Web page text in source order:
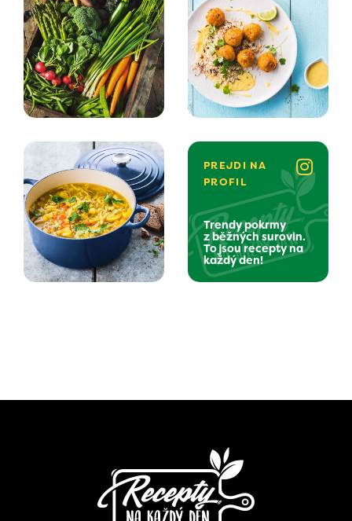
PREJDI NA
PROFIL
Trendy pokrmy
z běžných surovin.
To jsou recepty na
každý den!